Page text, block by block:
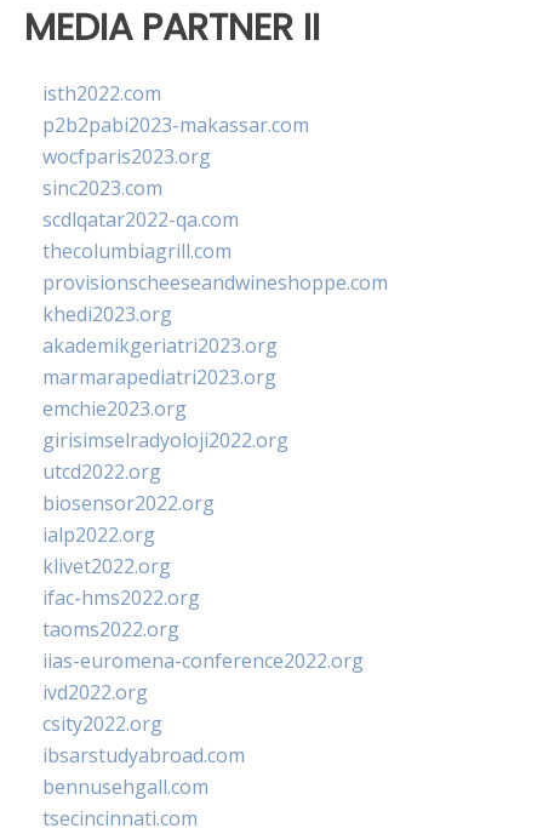
MEDIA PARTNER II
isth2022.com
p2b2pabi2023-makassar.com
wocfparis2023.org
sinc2023.com
scdlqatar2022-qa.com
thecolumbiagrill.com
provisionscheeseandwineshoppe.com
khedi2023.org
akademikgeriatri2023.org
marmarapediatri2023.org
emchie2023.org
girisimselradyoloji2022.org
utcd2022.org
biosensor2022.org
ialp2022.org
klivet2022.org
ifac-hms2022.org
taoms2022.org
iias-euromena-conference2022.org
ivd2022.org
csity2022.org
ibsarstudyabroad.com
bennusehgall.com
tsecincinnati.com